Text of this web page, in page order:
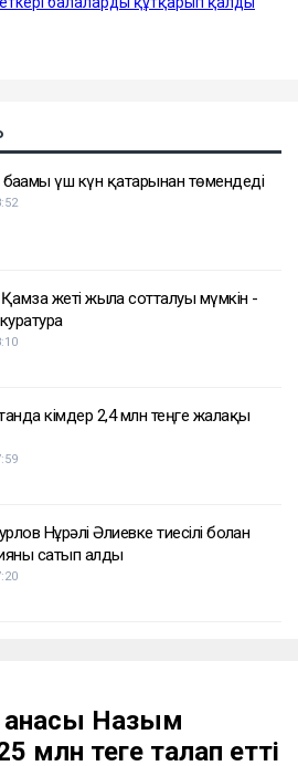
кімдер 2,4 млн теңге жалақы